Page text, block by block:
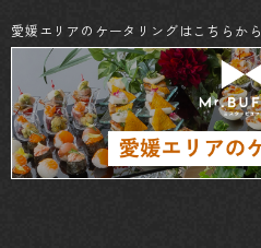
愛媛エリアのケータリングはこちらから